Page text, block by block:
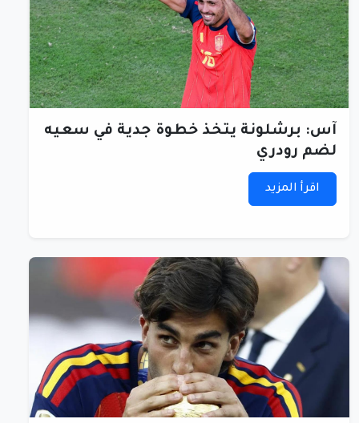
آس: برشلونة يتخذ خطوة جدية في سعيه
لضم رودري
اقرأ المزيد